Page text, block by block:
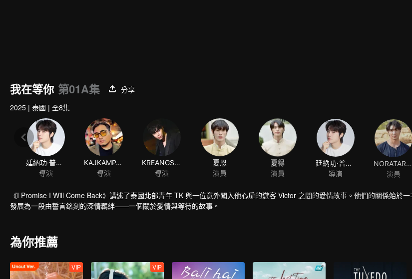
我在等你 第01A集
分享
2025 | 泰國 | 全8集
廷納功·普瓦薩迪翁
導演
KAJKAMPANAT YOOKONGPAN
導演
KREANGSAK MUANGSAEN
導演
夏恩
演員
夏得
演員
導演
演員
《I Promise I Will Come Back》講述了泰國北部青年 TK 與一位意外闖入他心扉的遊客 Victor 之間的愛情故事。他們的關係始於
發展為一段由誓言銘刻的深情羈絆——一個關於愛情與等待的故事。
為你推薦
VIP VIP